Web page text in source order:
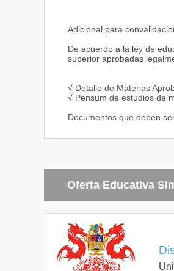
Adicional para
De acuerdo a la ley de
superior aprobadas
√ Detalle de Materias
√ Pensum de estudios de
Documentos que deben
Oferta Educativa